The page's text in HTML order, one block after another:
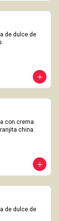
de dulce de
con crema
china.
de dulce de